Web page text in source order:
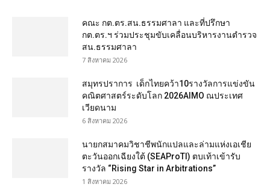
คณะ กต.ตร.สน.ธรรมศาลา และที่ปรึกษา
กต.ตร.ฯ ร่วมประชุมขับเคลื่อนบริหารงานตำรวจ
สน.ธรรมศาลา
7 สิงหาคม 2026
สมุทรปราการ เด็กไทยคว้า10รางวัลการแข่งขัน
คณิตศาสตร์ระดับโลก 2026AIMO ณประเทศ
เวียดนาม
6 สิงหาคม 2026
นายกสมาคมวิชาชีพนักแปลและล่ามแห่งเอเชีย
ตะวันออกเฉียงใต้ (SEAProTI) ตบเท้าเข้ารับ
รางวัล “Rising Star in Arbitrations”
1 สิงหาคม 2026